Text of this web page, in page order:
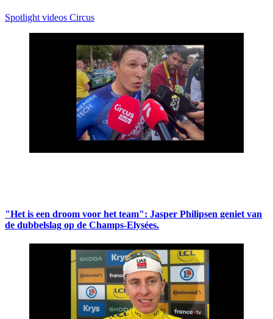
Spotlight videos Circus
"Het is een droom voor het team": Jasper Philipsen geniet van
de dubbelslag op de Champs-Elysées.